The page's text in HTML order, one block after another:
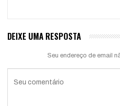
DEIXE UMA RESPOSTA
Seu endereço de email